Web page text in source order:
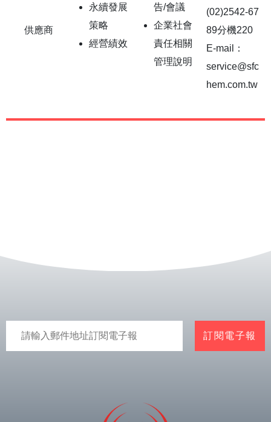
供應商
永續發展
策略
經營績效
告/會議
企業社會
責任相關
管理說明
(02)2542-67
89分機220
E-mail：
service@sfc
hem.com.tw